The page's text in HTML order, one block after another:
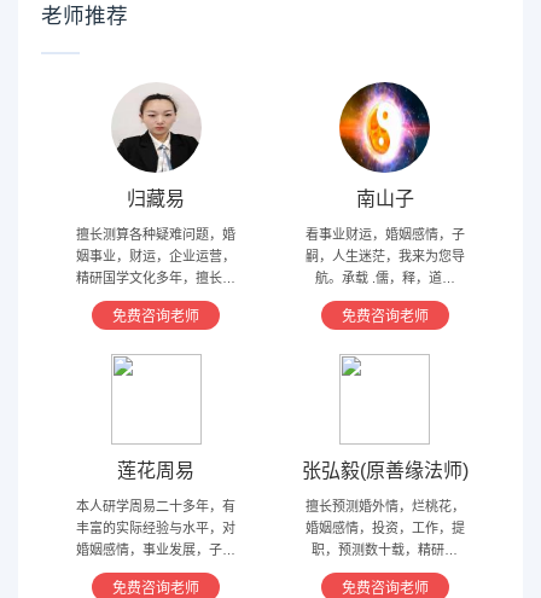
老师推荐
归藏易
擅长测算各种疑难问题，婚
姻事业，财运，企业运营，
精研国学文化多年，擅长归
藏易，盲派占卜，太乙，河
洛卦，紫薇，奇门遁甲等多
免费咨询老师
南山子
看事业财运，婚姻感情，子
嗣，人生迷茫，我来为您导
航。承载 .儒，释，道文
化，研究易经多年，精通八
字，六爻，奇门遁甲。
免费咨询老师
莲花周易
本人研学周易二十多年，有
丰富的实际经验与水平，对
婚姻感情，事业发展，子嗣
香火等方面指引慈航 ，现
在预测指导擅长紫微星斗，
免费咨询老师
张弘毅(原善缘法师)
擅长预测婚外情，烂桃花，
婚姻感情，投资，工作，提
职，预测数十载，精研国
学，擅长铁板、太乙，一掌
经，八宫连山易，盲派八字
免费咨询老师